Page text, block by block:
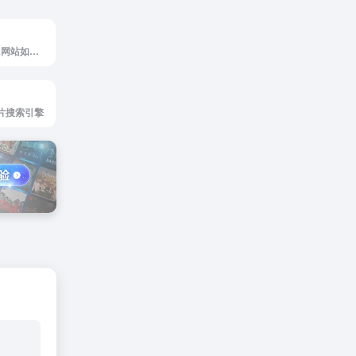
Freepik是Freepik网站如何使用 浏览...
搜索引擎